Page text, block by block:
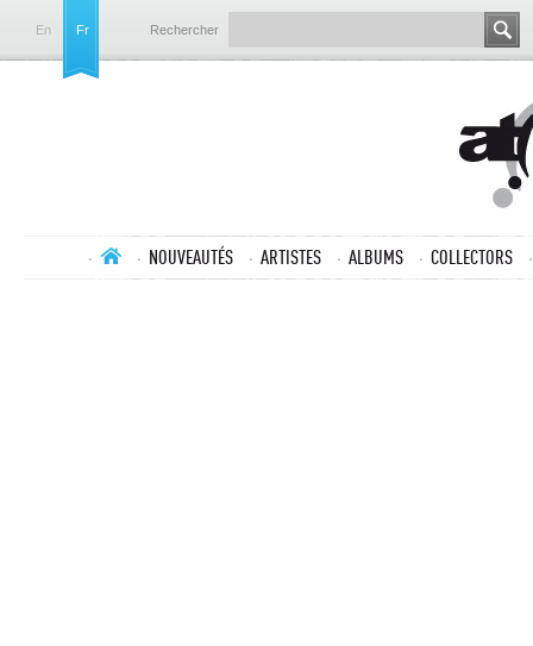
En Fr Rechercher
NOUVEAUTÉS ARTISTES ALBUMS COLLECTORS